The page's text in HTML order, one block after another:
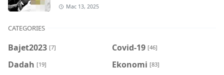
Mac 13, 2025
CATEGORIES
Bajet2023 [7] Covid-19 [46]
Dadah [19] Ekonomi [83]